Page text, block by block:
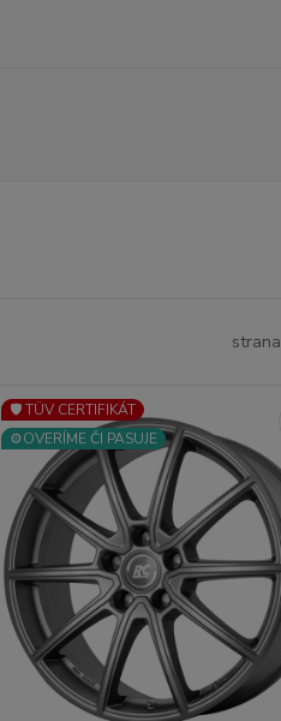
strana
🛡️ TÜV CERTIFIKÁT
⚙️OVERÍME ČI PASUJE